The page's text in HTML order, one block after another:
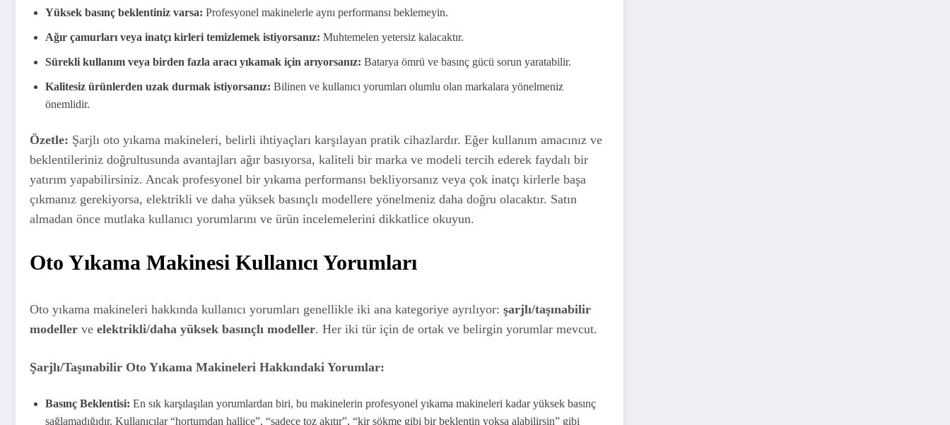
Yüksek basınç beklentiniz varsa: Profesyonel makinelerle aynı performansı beklemeyin.
Ağır çamurları veya inatçı kirleri temizlemek istiyorsanız: Muhtemelen yetersiz kalacaktır.
Sürekli kullanım veya birden fazla aracı yıkamak için arıyorsanız: Batarya ömrü ve basınç gücü sorun yaratabilir.
Kalitesiz ürünlerden uzak durmak istiyorsanız: Bilinen ve kullanıcı yorumları olumlu olan markalara yönelmeniz
önemlidir.
Özetle: Şarjlı oto yıkama makineleri, belirli ihtiyaçları karşılayan pratik cihazlardır. Eğer kullanım amacınız ve
beklentileriniz doğrultusunda avantajları ağır basıyorsa, kaliteli bir marka ve modeli tercih ederek faydalı bir
yatırım yapabilirsiniz. Ancak profesyonel bir yıkama performansı bekliyorsanız veya çok inatçı kirlerle başa
çıkmanız gerekiyorsa, elektrikli ve daha yüksek basınçlı modellere yönelmeniz daha doğru olacaktır. Satın
almadan önce mutlaka kullanıcı yorumlarını ve ürün incelemelerini dikkatlice okuyun.
Oto Yıkama Makinesi Kullanıcı Yorumları
Oto yıkama makineleri hakkında kullanıcı yorumları genellikle iki ana kategoriye ayrılıyor: şarjlı/taşınabilir
modeller ve elektrikli/daha yüksek basınçlı modeller. Her iki tür için de ortak ve belirgin yorumlar mevcut.
Şarjlı/Taşınabilir Oto Yıkama Makineleri Hakkındaki Yorumlar:
Basınç Beklentisi: En sık karşılaşılan yorumlardan biri, bu makinelerin profesyonel yıkama makineleri kadar yüksek basınç
sağlamadığıdır. Kullanıcılar “hortumdan hallice”, “sadece toz akıtır”, “kir sökme gibi bir beklentin yoksa alabilirsin” gibi